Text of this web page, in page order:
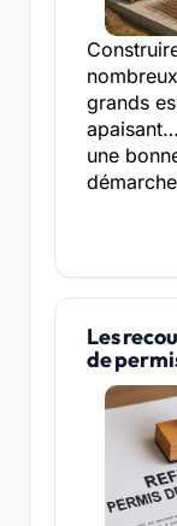
grands
une
Les
de